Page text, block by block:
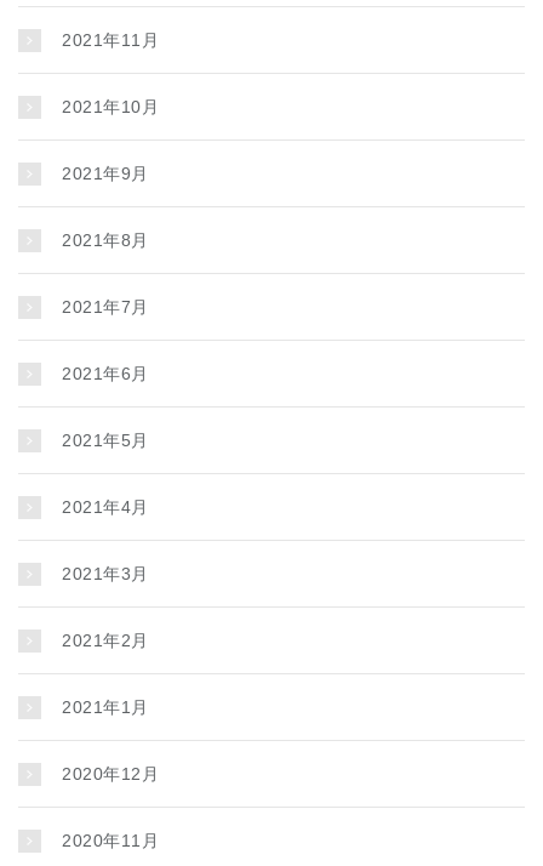
2021年11月
2021年10月
2021年9月
2021年8月
2021年7月
2021年6月
2021年5月
2021年4月
2021年3月
2021年2月
2021年1月
2020年12月
2020年11月